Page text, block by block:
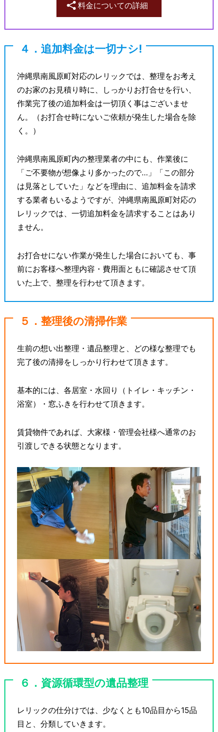
料金についての詳細
４．追加料金は一切ナシ!
沖縄県南風原町対応のレリックでは、整理をお考え
のお家のお見積り時に、しっかりお打合せを行い、
作業完了後の追加料金は一切頂く事はございませ
ん。（お打合せ時にないご依頼が発生した場合を除
く。）
沖縄県南風原町内の整理業者の中にも、作業後に
「ご不要物が想像より多かったので…」「この部分
は見落としていた」などを理由に、追加料金を請求
する業者もいるようですが、沖縄県南風原町対応の
レリックでは、一切追加料金を請求することはあり
ません。
お打合せにない作業が発生した場合においても、事
前にお客様へ整理内容・費用面ともに確認させて頂
いた上で、整理を行わせて頂きます。
５．整理後の清掃作業
生前の想い出整理・遺品整理と、どの様な整理でも
完了後の清掃をしっかり行わせて頂きます。
基本的には、各居室・水回り（トイレ・キッチン・
浴室）・窓ふきを行わせて頂きます。
賃貸物件であれば、大家様・管理会社様へ通常のお
引渡しできる状態となります。
６．資源循環型の遺品整理
レリックの仕分けでは、少なくとも10品目から15品
目と、分類していきます。